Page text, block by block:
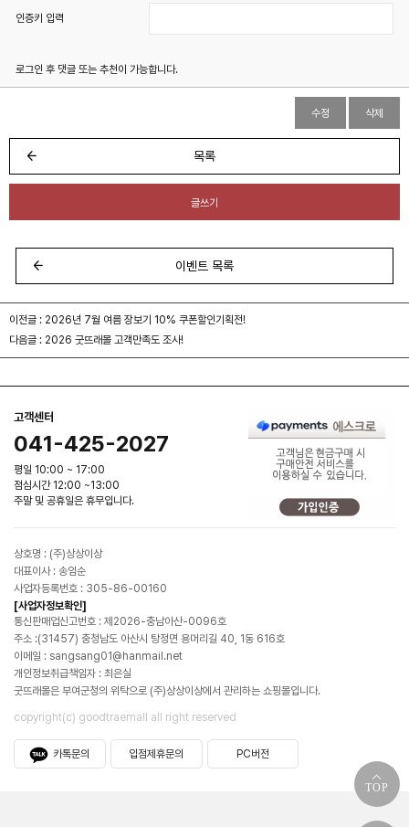
인증키 입력
로그인 후 댓글 또는 추천이 가능합니다.
수정 삭제
목록
글쓰기
이벤트 목록
이전글 : 2026년 7월 여름 장보기 10% 쿠폰할인기획전!
다음글 : 2026 굿뜨래몰 고객만족도 조사!
고객센터
041-425-2027
평일 10:00 ~ 17:00
점심시간 12:00 ~13:00
주말 및 공휴일은 휴무입니다.
상호명 : (주)상상이상
대표이사 : 송임순
사업자등록번호 : 305-86-00160
[사업자정보확인]
통신판매업신고번호 : 제2026-충남아산-0096호
주소 :(31457) 충청남도 아산시 탕정면 용머리길 40, 1동 616호
이메일 : sangsang01@hanmail.net
개인정보취급책임자 : 최은실
굿뜨래몰은 부여군청의 위탁으로 (주)상상이상에서 관리하는 쇼핑몰입니다.
copyright(c) goodtraemall all right reserved
카톡문의 입점제휴문의 PC버전
TOP